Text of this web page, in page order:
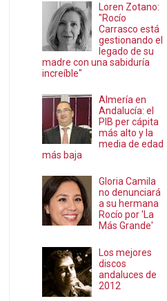
Loren Zotano:
"Rocío
Carrasco está
gestionando el
legado de su
madre con una sabiduría
increíble"
Almería en
Andalucía: el
PIB per cápita
más alto y la
media de edad
más baja
Gloria Camila
no denunciará
a su hermana
Rocío por 'La
Más Grande'
Los mejores
discos
andaluces de
2012